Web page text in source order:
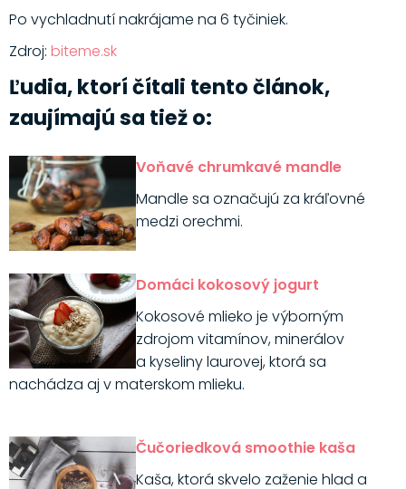
Po vychladnutí nakrájame na 6 tyčiniek.
Zdroj: biteme.sk
Ľudia, ktorí čítali tento článok,
zaujímajú sa tiež o:
Voňavé chrumkavé mandle
Mandle sa označujú za kráľovné
medzi orechmi.
Domáci kokosový jogurt
Kokosové mlieko je výborným
zdrojom vitamínov, minerálov
a kyseliny laurovej, ktorá sa
nachádza aj v materskom mlieku.
Čučoriedková smoothie kaša
Kaša, ktorá skvelo zaženie hlad a